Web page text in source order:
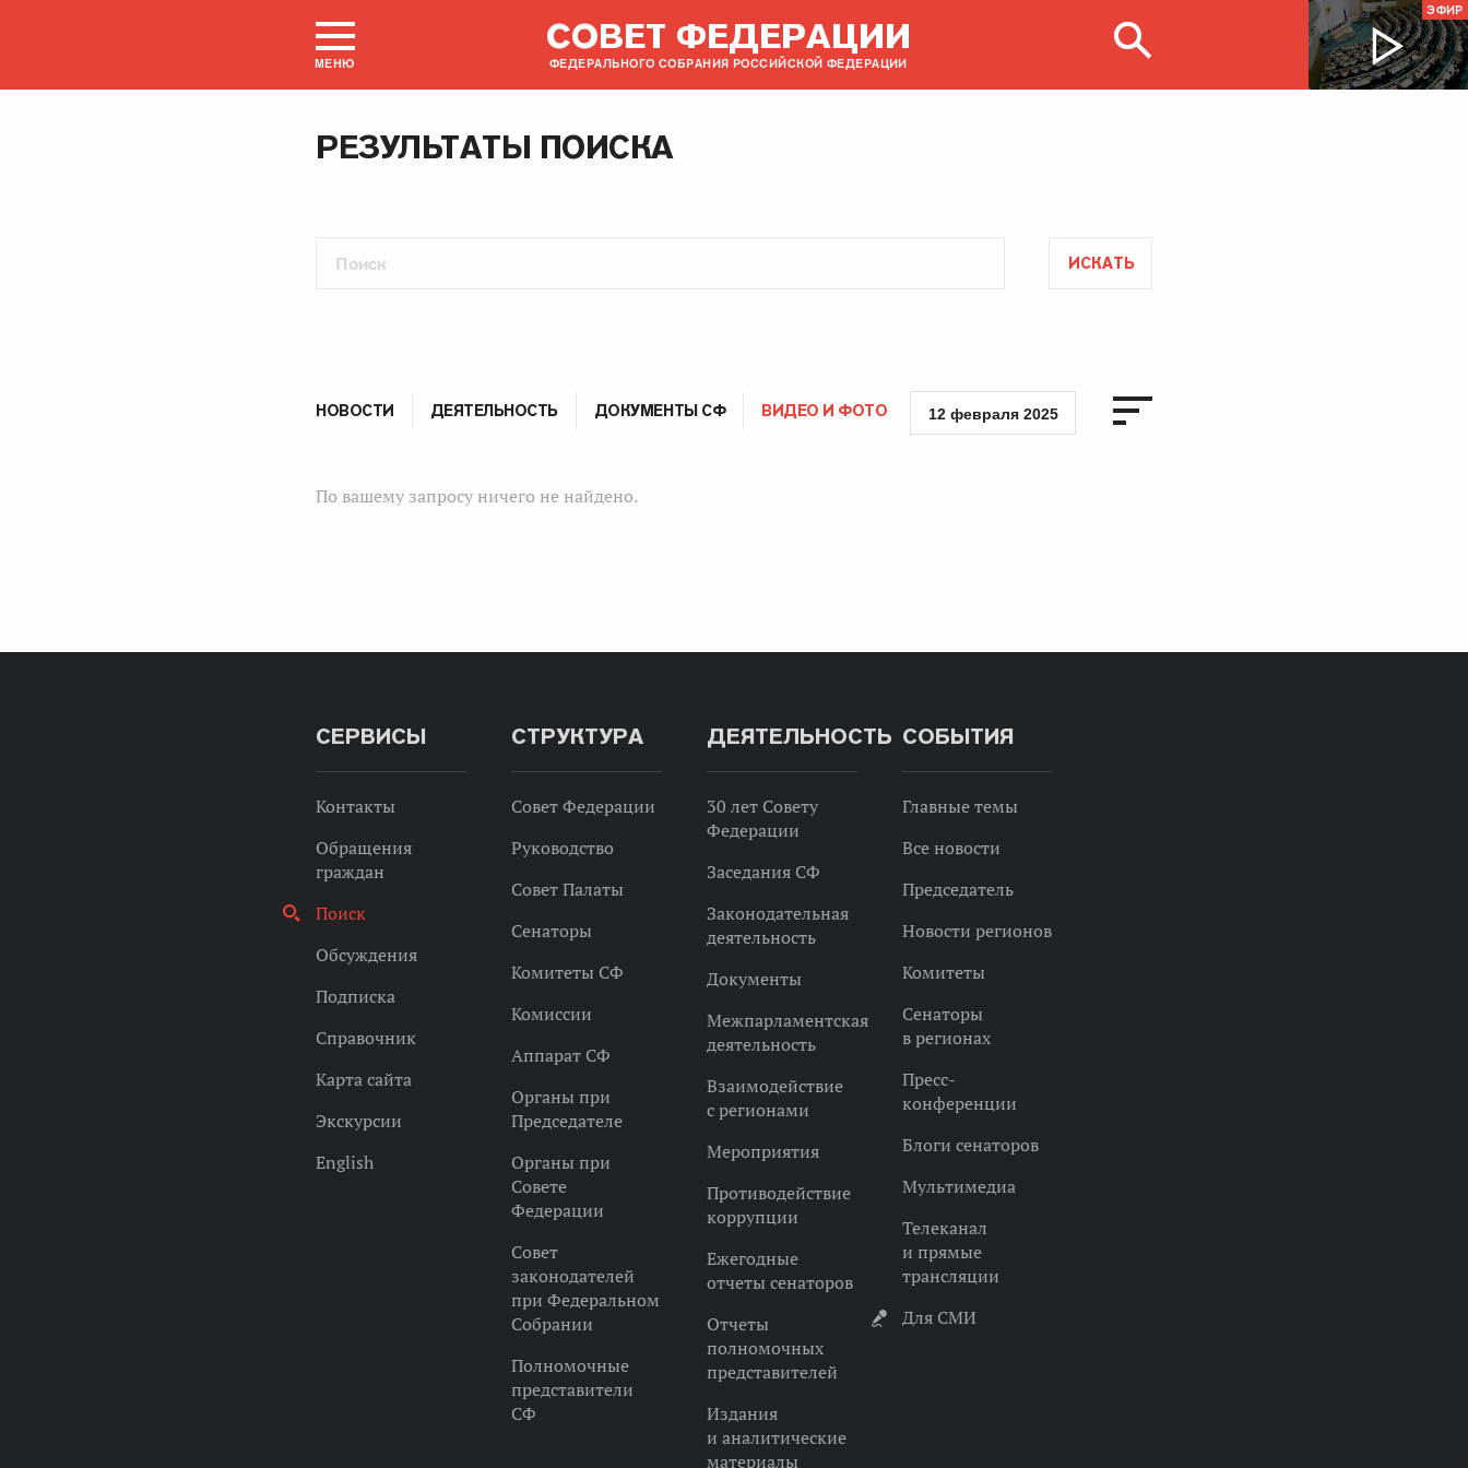
МЕНЮ
СОВЕТ ФЕДЕРАЦИИ
ФЕДЕРАЛЬНОГО СОБРАНИЯ РОССИЙСКОЙ ФЕДЕРАЦИИ
ЭФИР
РЕЗУЛЬТАТЫ ПОИСКА
ИСКАТЬ
НОВОСТИ ДЕЯТЕЛЬНОСТЬ ДОКУМЕНТЫ СФ ВИДЕО И ФОТО 12 февраля 2025
По вашему запросу ничего не найдено.
СЕРВИСЫ
Контакты
Обращения
граждан
Поиск
Обсуждения
Подписка
Справочник
Карта сайта
Экскурсии
English
СТРУКТУРА
Совет Федерации
Руководство
Совет Палаты
Сенаторы
Комитеты СФ
Комиссии
Аппарат СФ
Органы при
Председателе
Органы при
Совете
Федерации
Совет
законодателей
при Федеральном
Собрании
Полномочные
представители
СФ
ДЕЯТЕЛЬНОСТЬ
30 лет Совету
Федерации
Заседания СФ
Законодательная
деятельность
Документы
Межпарламентская
деятельность
Взаимодействие
с регионами
Мероприятия
Противодействие
коррупции
Ежегодные
отчеты сенаторов
Отчеты
полномочных
представителей
Издания
и аналитические
материалы
СОБЫТИЯ
Главные темы
Все новости
Председатель
Новости регионов
Комитеты
Сенаторы
в регионах
Пресс-
конференции
Блоги сенаторов
Мультимедиа
Телеканал
и прямые
трансляции
Для СМИ